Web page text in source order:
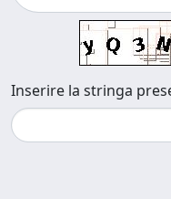
Inserire la stringa